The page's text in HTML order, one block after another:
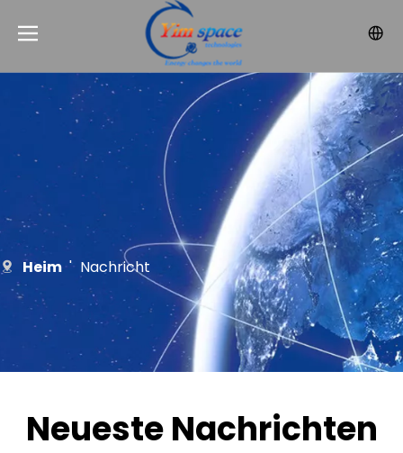
Heim ' Nachricht
Neueste Nachrichten